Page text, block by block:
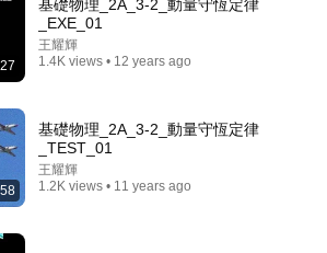
魔急凍管(只要把空氣灌進去就瞬間變
基礎物理_2A_3-2_動量守恆定律
_EXE_01
王耀輝
1.4K views • 12 years ago
基礎物理_2A_3-2_動量守恆定律
_TEST_01
王耀輝
1.2K views • 11 years ago